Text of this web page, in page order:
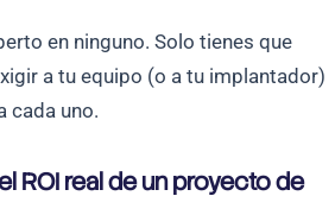
en ninguno. Solo tienes que
a tu equipo (o a tu implantador)
cada uno.
ROI real de un proyecto de